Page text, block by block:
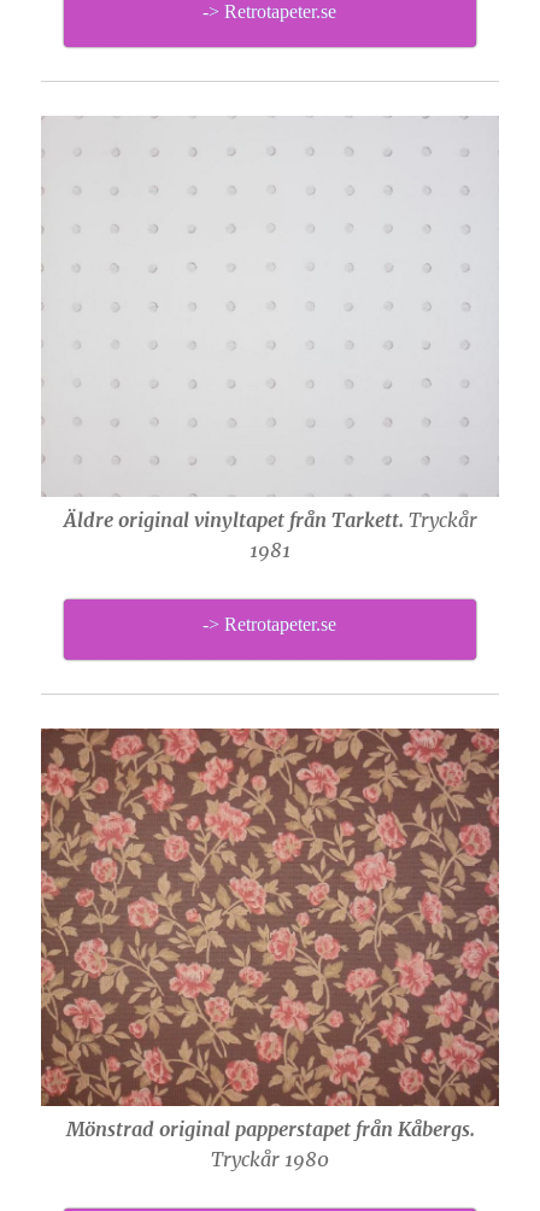
-> Retrotapeter.se
Äldre original vinyltapet från Tarkett. Tryckår
1981
-> Retrotapeter.se
Mönstrad original papperstapet från Kåbergs.
Tryckår 1980